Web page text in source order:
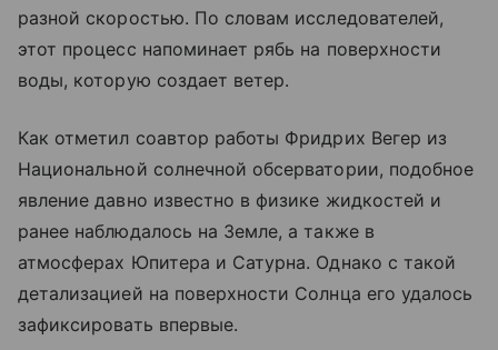
разной скоростью. По словам исследователей,
этот процесс напоминает рябь на поверхности
воды, которую создает ветер.
Как отметил соавтор работы Фридрих Вегер из
Национальной солнечной обсерватории, подобное
явление давно известно в физике жидкостей и
ранее наблюдалось на Земле, а также в
атмосферах Юпитера и Сатурна. Однако с такой
детализацией на поверхности Солнца его удалось
зафиксировать впервые.